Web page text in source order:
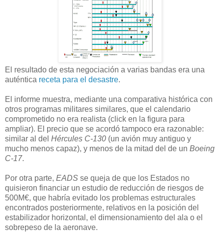
El resultado de esta negociación a varias bandas era una
auténtica receta para el desastre.
El informe muestra, mediante una comparativa histórica con
otros programas militares similares, que el calendario
comprometido no era realista (click en la figura para
ampliar). El precio que se acordó tampoco era razonable:
similar al del Hércules C-130 (un avión muy antiguo y
mucho menos capaz), y menos de la mitad del de un Boeing
C-17.
Por otra parte, EADS se queja de que los Estados no
quisieron financiar un estudio de reducción de riesgos de
500M€, que habría evitado los problemas estructurales
encontrados posteriormente, relativos en la posición del
estabilizador horizontal, el dimensionamiento del ala o el
sobrepeso de la aeronave.